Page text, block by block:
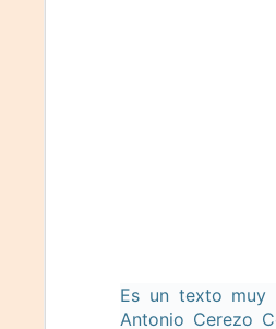
Es un texto muy
Antonio Cerezo